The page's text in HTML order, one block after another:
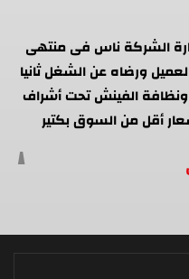
الشركة ناس فى منتهى
ورضاه عن الشغل ثانيا
ونظافة الفينش تحت أشراف
أقل من السوق بكتير